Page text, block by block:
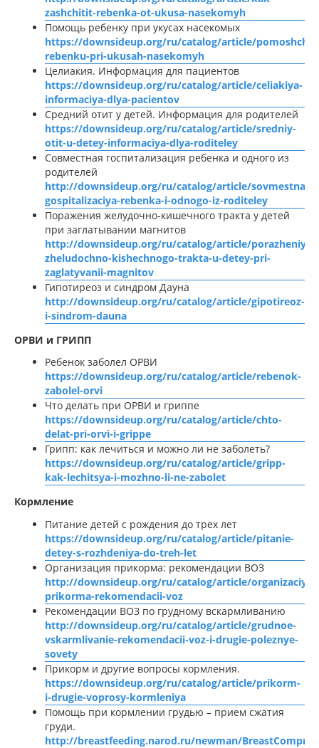
zashchitit-rebenka-ot-ukusa-nasekomyh
Помощь ребенку при укусах насекомых
https://downsideup.org/ru/catalog/article/pomoshch-
rebenku-pri-ukusah-nasekomyh
Целиакия. Информация для пациентов
https://downsideup.org/ru/catalog/article/celiakiya-
informaciya-dlya-pacientov
Средний отит у детей. Информация для родителей
https://downsideup.org/ru/catalog/article/sredniy-
otit-u-detey-informaciya-dlya-roditeley
Совместная госпитализация ребенка и одного из
родителей
http://downsideup.org/ru/catalog/article/
gospitalizaciya-rebenka-i-odnogo-iz-roditeley
Поражения желудочно-кишечного тракта у детей
при заглатывании магнитов
http://downsideup.org/ru/catalog/article/porazheniya-
zheludochno-kishechnogo-trakta-u-detey-pri-
zaglatyvanii-magnitov
Гипотиреоз и синдром Дауна
http://downsideup.org/ru/catalog/article/gipotireoz-
i-sindrom-dauna
ОРВИ и ГРИПП
Ребенок заболел ОРВИ
https://downsideup.org/ru/catalog/article/rebenok-
zabolel-orvi
Что делать при ОРВИ и гриппе
https://downsideup.org/ru/catalog/article/chto-
delat-pri-orvi-i-grippe
Грипп: как лечиться и можно ли не заболеть?
https://downsideup.org/ru/catalog/article/gripp-
kak-lechitsya-i-mozhno-li-ne-zabolet
Кормление
Питание детей с рождения до трех лет
https://downsideup.org/ru/catalog/article/pitanie-
detey-s-rozhdeniya-do-treh-let
Организация прикорма: рекомендации ВОЗ
http://downsideup.org/ru/catalog/article/organizaciya-
prikorma-rekomendacii-voz
Рекомендации ВОЗ по грудному вскармливанию
http://downsideup.org/ru/catalog/article/grudnoe-
vskarmlivanie-rekomendacii-voz-i-drugie-poleznye-
sovety
Прикорм и другие вопросы кормления.
https://downsideup.org/ru/catalog/article/prikorm-
i-drugie-voprosy-kormleniya
Помощь при кормлении грудью – прием сжатия
груди.
http://breastfeeding.narod.ru/newman/